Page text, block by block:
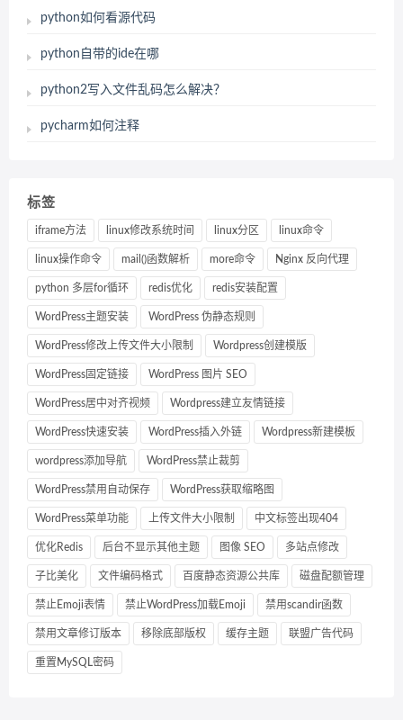
python如何看源代码
python自带的ide在哪
python2写入文件乱码怎么解决？
pycharm如何注释
标签
iframe方法 linux修改系统时间 linux分区 linux命令
linux操作命令 mail()函数解析 more命令 Nginx 反向代理
python 多层for循环 redis优化 redis安装配置
WordPress主题安装 WordPress 伪静态规则
WordPress修改上传文件大小限制 Wordpress创建模版
WordPress固定链接 WordPress 图片 SEO
WordPress居中对齐视频 Wordpress建立友情链接
WordPress快速安装 WordPress插入外链 Wordpress新建模板
wordpress添加导航 WordPress禁止裁剪
WordPress禁用自动保存 WordPress获取缩略图
WordPress菜单功能 上传文件大小限制 中文标签出现404
优化Redis 后台不显示其他主题 图像 SEO 多站点修改
子比美化 文件编码格式 百度静态资源公共库 磁盘配额管理
禁止Emoji表情 禁止WordPress加载Emoji 禁用scandir函数
禁用文章修订版本 移除底部版权 缓存主题 联盟广告代码
重置MySQL密码